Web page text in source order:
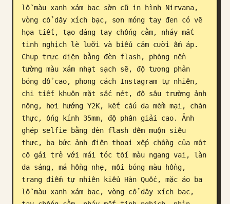
Cập nhật
lỗ màu xanh xám bạc sờn cũ in hình Nirvana,
vòng cổ dây xích bạc, sơn móng tay đen có vẽ
họa tiết, tạo dáng tay chống cằm, nháy mắt
tinh nghịch lè lưỡi và biểu cảm cười ấm áp.
Chụp trực diện bằng đèn flash, phông nền
tường màu xám nhạt sạch sẽ, độ tương phản
bóng đổ cao, phong cách Instagram tự nhiên,
chi tiết khuôn mặt sắc nét, độ sâu trường ảnh
nông, hơi hướng Y2K, kết cấu da mềm mại, chân
thực, ống kính 35mm, độ phân giải cao. Ảnh
ghép selfie bằng đèn flash đêm muộn siêu
thực, ba bức ảnh điện thoại xếp chồng của một
cô gái trẻ với mái tóc tối màu ngang vai, làn
da sáng, má hồng nhẹ, môi bóng màu hồng,
trang điểm tự nhiên kiểu Hàn Quốc, mặc áo ba
lỗ màu xanh xám bạc, vòng cổ dây xích bạc,